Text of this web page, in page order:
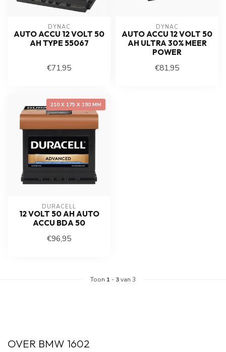
DYNAC
AUTO ACCU 12 VOLT 50
AH TYPE 55067
€71,95
DYNAC
AUTO ACCU 12 VOLT 50
AH ULTRA 30% MEER
POWER
€81,95
210 X 175 X 190 MM
DURACELL
12 VOLT 50 AH AUTO
ACCU BDA 50
€96,95
Toon 1 - 3van 3
OVER BMW 1602